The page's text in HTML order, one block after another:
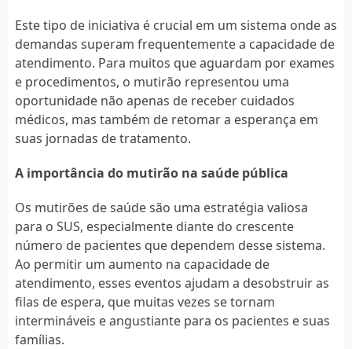
Este tipo de iniciativa é crucial em um sistema onde as
demandas superam frequentemente a capacidade de
atendimento. Para muitos que aguardam por exames
e procedimentos, o mutirão representou uma
oportunidade não apenas de receber cuidados
médicos, mas também de retomar a esperança em
suas jornadas de tratamento.
A importância do mutirão na saúde pública
Os mutirões de saúde são uma estratégia valiosa
para o SUS, especialmente diante do crescente
número de pacientes que dependem desse sistema.
Ao permitir um aumento na capacidade de
atendimento, esses eventos ajudam a desobstruir as
filas de espera, que muitas vezes se tornam
intermináveis e angustiante para os pacientes e suas
famílias.